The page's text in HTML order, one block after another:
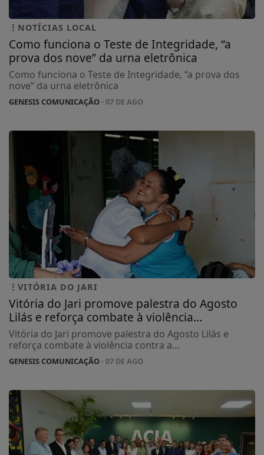
NOTÍCIAS LOCAL
Como funciona o Teste de Integridade, “a
prova dos nove” da urna eletrônica
Como funciona o Teste de Integridade, “a prova dos
nove” da urna eletrônica
GENESIS COMUNICAÇÃO- 07 DE AGO
VITÓRIA DO JARI
Vitória do Jari promove palestra do Agosto
Lilás e reforça combate à violência...
Vitória do Jari promove palestra do Agosto Lilás e
reforça combate à violência contra a...
GENESIS COMUNICAÇÃO- 07 DE AGO